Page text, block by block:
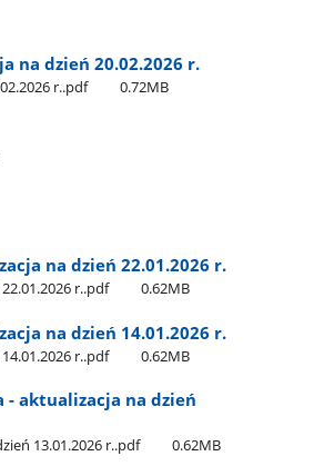
na dzień 20.02.2026 r.
r..pdf 0.72MB
na dzień 22.01.2026 r.
r..pdf 0.62MB
na dzień 14.01.2026 r.
r..pdf 0.62MB
- aktualizacja na dzień
13.01.2026 r..pdf 0.62MB